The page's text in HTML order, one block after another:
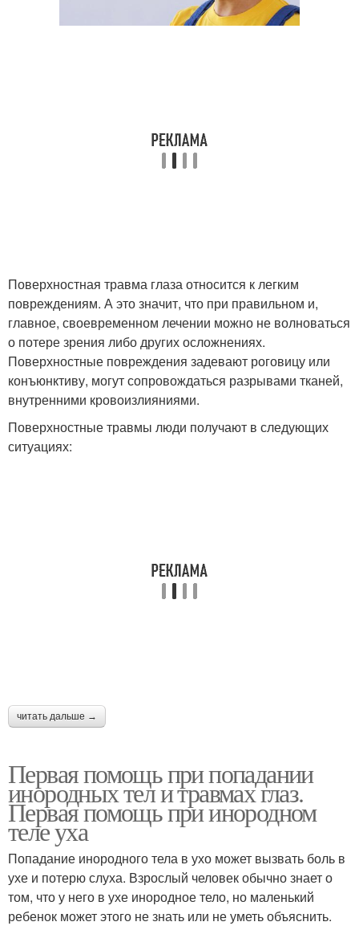
Поверхностная травма глаза относится к легким
повреждениям. А это значит, что при правильном и,
главное, своевременном лечении можно не волноваться
о потере зрения либо других осложнениях.
Поверхностные повреждения задевают роговицу или
конъюнктиву, могут сопровождаться разрывами тканей,
внутренними кровоизлияниями.
Поверхностные травмы люди получают в следующих
ситуациях:
читать дальше →
Первая помощь при попадании
инородных тел и травмах глаз.
Первая помощь при инородном
теле уха
Попадание инородного тела в ухо может вызвать боль в
ухе и потерю слуха. Взрослый человек обычно знает о
том, что у него в ухе инородное тело, но маленький
ребенок может этого не знать или не уметь объяснить.